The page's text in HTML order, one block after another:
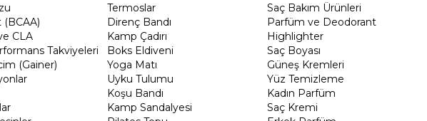
CLA
Takviyeleri
(Gainer)
Termoslar
Direnç Bandı
Kamp Çadırı
Boks Eldiveni
Yoga Matı
Uyku Tulumu
Koşu Bandı
Kamp Sandalyesi
Saç Bakım Ürünleri
Parfüm ve Deodorant
Highlighter
Saç Boyası
Güneş Kremleri
Yüz Temizleme
Kadın Parfüm
Saç Kremi